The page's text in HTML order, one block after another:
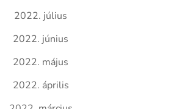
2022. július
2022. június
2022. május
2022. április